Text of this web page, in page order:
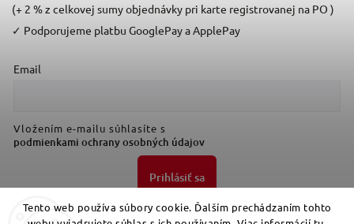
Tento web používa súbory cookie. Ďalším prechádzaním tohto
(+ 2 % z celkovej sumy objednávky pri karte registrovanej na PO )
✓ Podporujeme platbu GooglePay a ApplePay
Email
Vložením e-mailu súhlasíte s
podmienkami ochrany osobných údajov
Prihlásiť sa